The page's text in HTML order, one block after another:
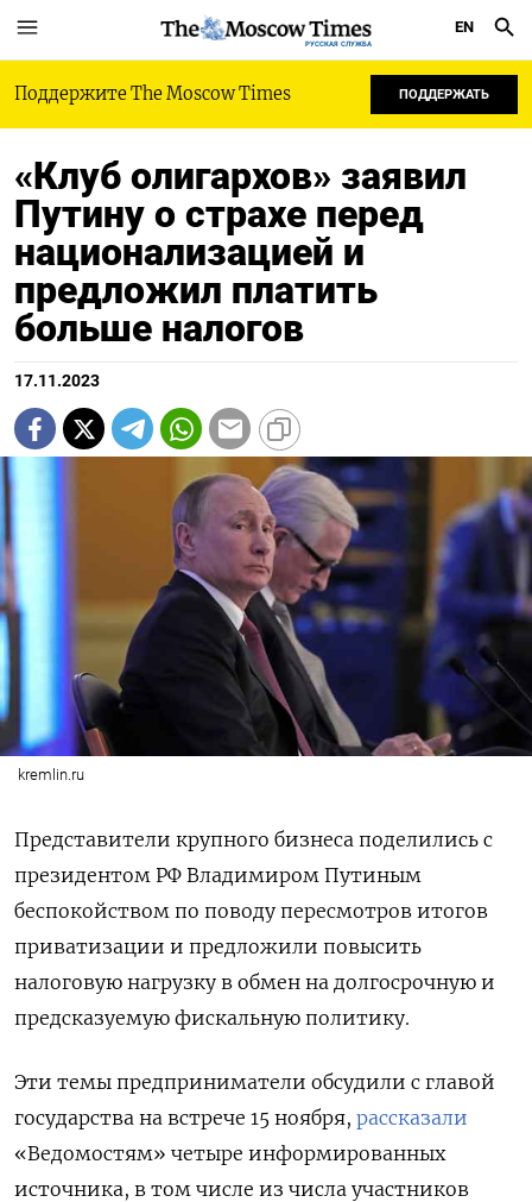
РУССКАЯ СЛУЖБА
EN
Поддержите The Moscow Times ПОДДЕРЖАТЬ
«Клуб олигархов» заявил
Путину о страхе перед
национализацией и
предложил платить
больше налогов
17.11.2023
kremlin.ru
Представители крупного бизнеса поделились с
президентом РФ Владимиром Путиным
беспокойством по поводу пересмотров итогов
приватизации и предложили повысить
налоговую нагрузку в обмен на долгосрочную и
предсказуемую фискальную политику.
Эти темы предприниматели обсудили с главой
государства на встрече 15 ноября, рассказали
«Ведомостям» четыре информированных
источника, в том числе из числа участников